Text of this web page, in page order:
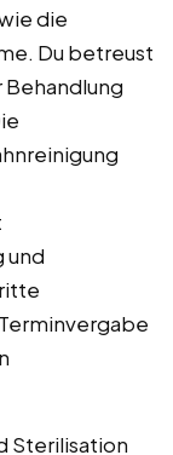
die
Du betreust
Behandlung
und
Sterilisation